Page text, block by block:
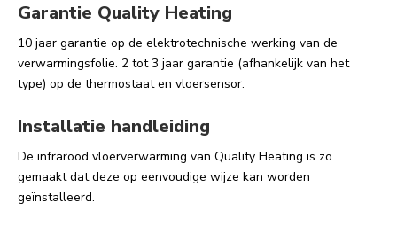
Garantie Quality Heating
10 jaar garantie op de elektrotechnische werking van de
verwarmingsfolie. 2 tot 3 jaar garantie (afhankelijk van het
type) op de thermostaat en vloersensor.
Installatie handleiding
De infrarood vloerverwarming van Quality Heating is zo
gemaakt dat deze op eenvoudige wijze kan worden
geïnstalleerd.